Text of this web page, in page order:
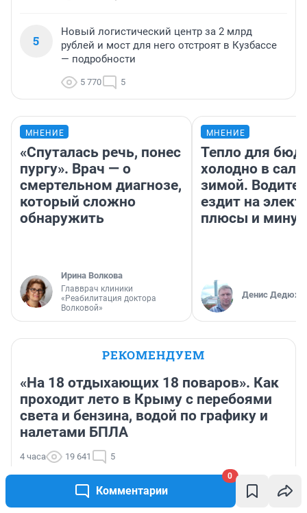
Комментарии
0
5
Новый логистический центр за 2 млрд
рублей и мост для него отстроят в Кузбассе
— подробности
5 770 5
МНЕНИЕ
«Спуталась речь, понес
пургу». Врач — о
смертельном диагнозе,
который сложно
обнаружить
Ирина Волкова
Главврач клиники
«Реабилитация доктора
Волковой»
МНЕНИЕ
Тепло для
холодно в
зимой.
ездит на
плюсы и
Денис
РЕКОМЕНДУЕМ
«На 18 отдыхающих 18 поваров». Как
проходит лето в Крыму с перебоями
света и бензина, водой по графику и
налетами БПЛА
4 часа 19 641 5
Медведицу Майю, жившую на цепи в Приморье,
познакомили с гималайским медведем Фиником